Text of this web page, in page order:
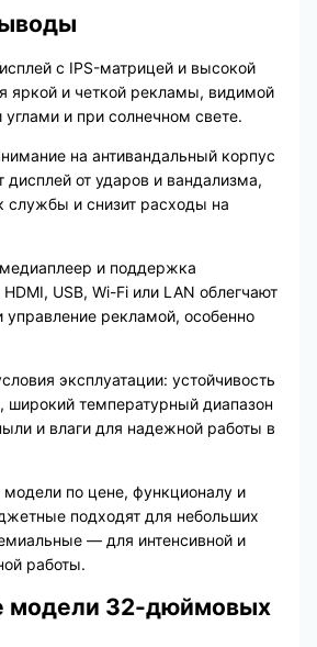
с IPS-матрицей и высокой
яркой и четкой рекламы, видимой
и при солнечном свете.
на антивандальный корпус
дисплей от ударов и вандализма,
службы и снизит расходы на
и поддержка
USB, Wi-Fi или LAN облегчают
управление рекламой, особенно
эксплуатации: устойчивость
широкий температурный диапазон
и влаги для надежной работы в
модели по цене, функционалу и
подходят для небольших
— для интенсивной и
работы.
модели 32-дюймовых